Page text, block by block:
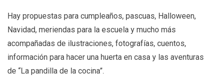
Hay propuestas para cumpleaños, pascuas, Halloween,
Navidad, meriendas para la escuela y mucho más
acompañadas de ilustraciones, fotografías, cuentos,
información para hacer una huerta en casa y las aventuras
de “La pandilla de la cocina”.